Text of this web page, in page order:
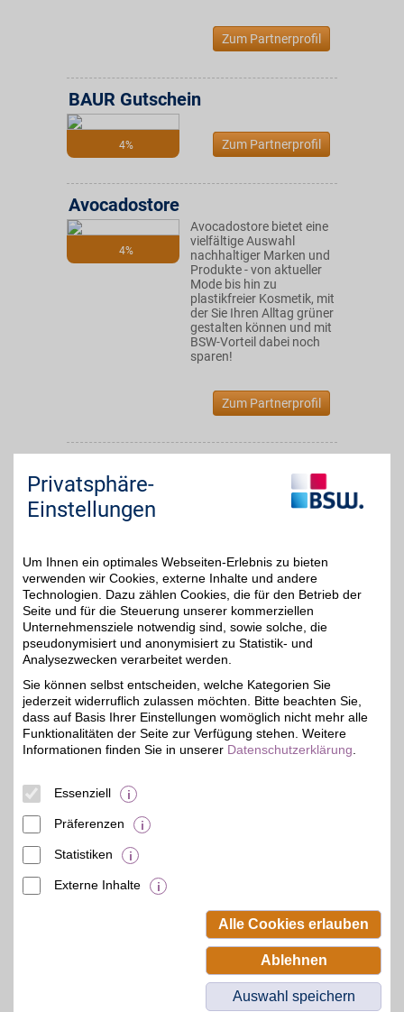
Zum Partnerprofil
4%
BAUR Gutschein
Zum Partnerprofil
4%
Avocadostore
Avocadostore bietet eine
vielfältige Auswahl
nachhaltiger Marken und
Produkte - von aktueller
Mode bis hin zu
plastikfreier Kosmetik, mit
der Sie Ihren Alltag grüner
gestalten können und mit
BSW-Vorteil dabei noch
sparen!
Zum Partnerprofil
4%
Mode, Schuhe und Möbel
bequem per Rechnung
Zum Partnerprofil
3%
bonprix
moderne Fashion,
hochwertige Schuhe und
inspirierende Wohnideen.
Die Styles überzeugen
durch Qualität und
Vielfalt. Entdecken Sie
Beamten-Selbsthilfewerk GmbH.
Privatsphäre-
Einstellungen
Um Ihnen ein optimales Webseiten-Erlebnis zu bieten
verwenden wir Cookies, externe Inhalte und andere
Technologien. Dazu zählen Cookies, die für den Betrieb der
Seite und für die Steuerung unserer kommerziellen
Unternehmensziele notwendig sind, sowie solche, die
pseudonymisiert und anonymisiert zu Statistik- und
Analysezwecken verarbeitet werden.
Sie können selbst entscheiden, welche Kategorien Sie
jederzeit widerruflich zulassen möchten. Bitte beachten Sie,
dass auf Basis Ihrer Einstellungen womöglich nicht mehr alle
Funktionalitäten der Seite zur Verfügung stehen. Weitere
Informationen finden Sie in unserer Datenschutzerklärung
Essenziell
Präferenzen
Statistiken
Externe Inhalte
Alle Cookies erlauben
Ablehnen
Auswahl speichern